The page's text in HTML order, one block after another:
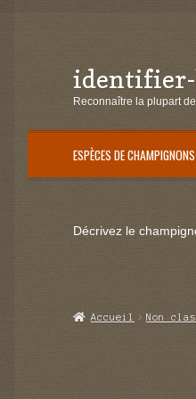
Aller
à
navigation
Aller
au
identifier-
Reconnaître la plupart
ESPÈCES DE CHAMPIGNONS
Décrivez le
Accueil Non